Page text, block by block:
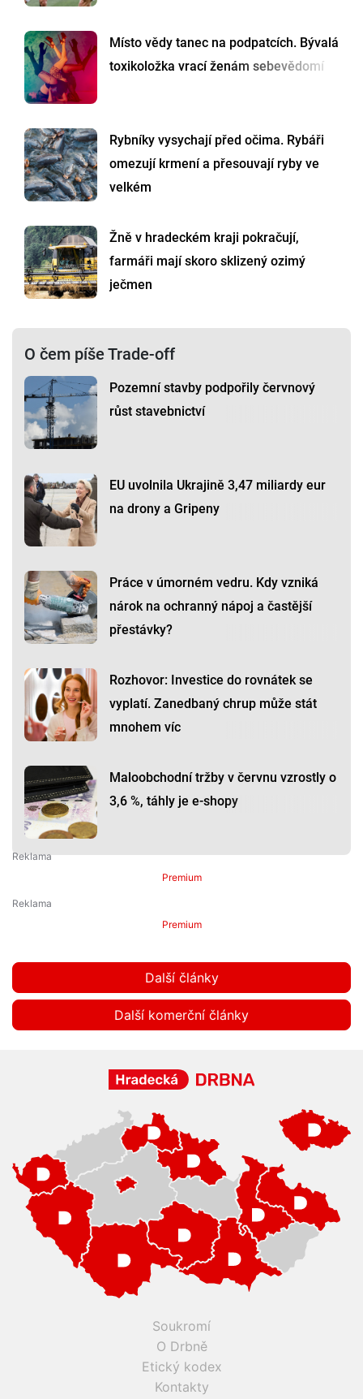
Místo vědy tanec na podpatcích. Bývalá
toxikoložka vrací ženám sebevědomí
Rybníky vysychají před očima. Rybáři
omezují krmení a přesouvají ryby ve
velkém
Žně v hradeckém kraji pokračují,
farmáři mají skoro sklizený ozimý
ječmen
O čem píše Trade-off
Pozemní stavby podpořily červnový
růst stavebnictví
EU uvolnila Ukrajině 3,47 miliardy eur
na drony a Gripeny
Práce v úmorném vedru. Kdy vzniká
nárok na ochranný nápoj a častější
přestávky?
Rozhovor: Investice do rovnátek se
vyplatí. Zanedbaný chrup může stát
mnohem víc
Maloobchodní tržby v červnu vzrostly o
3,6 %, táhly je e-shopy
Premium
Premium
Další články
Další komerční články
Soukromí
O Drbně
Etický kodex
Kontakty